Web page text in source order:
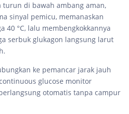
turun di bawah ambang aman,
sinyal pemicu, memanaskan
40 °C, lalu membengkokkannya
serbuk glukagon langsung larut
ke pemancar jarak jauh
glucose monitor
otomatis tanpa campur